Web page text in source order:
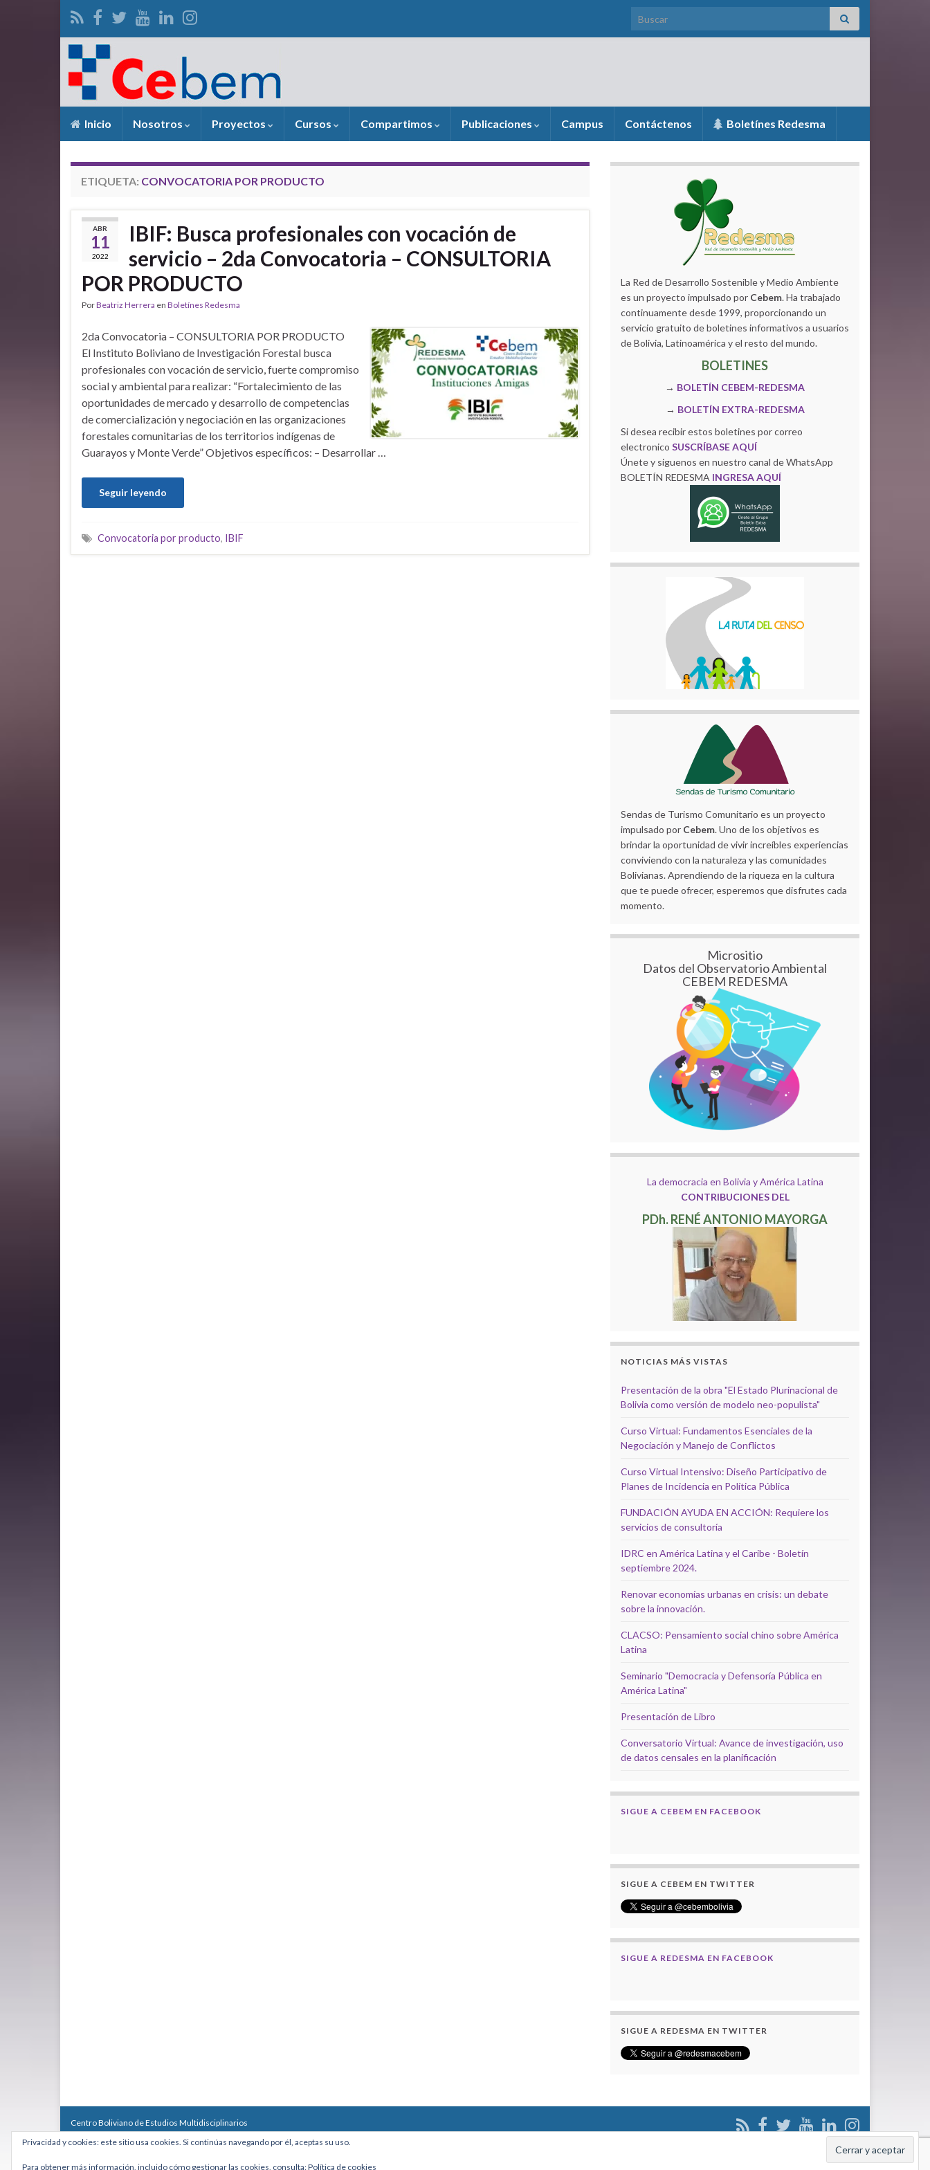
Search for:
Inicio Nosotros Proyectos Cursos Compartimos Publicaciones Campus Contáctenos Boletínes Redesma
ETIQUETA: CONVOCATORIA POR PRODUCTO
ABR
11
2022
IBIF: Busca profesionales con vocación de
servicio – 2da Convocatoria – CONSULTORIA
POR PRODUCTO
PorBeatriz Herrera en Boletínes Redesma
2da Convocatoria – CONSULTORIA POR PRODUCTO
El Instituto Boliviano de Investigación Forestal busca
profesionales con vocación de servicio, fuerte compromiso
social y ambiental para realizar: “Fortalecimiento de las
oportunidades de mercado y desarrollo de competencias
de comercialización y negociación en las organizaciones
forestales comunitarias de los territorios indígenas de
Guarayos y Monte Verde” Objetivos específicos: – Desarrollar …
Seguir leyendo
Convocatoria por producto, IBIF
La Red de Desarrollo Sostenible y Medio Ambiente
es un proyecto impulsado por Cebem. Ha trabajado
continuamente desde 1999, proporcionando un
servicio gratuito de boletines informativos a usuarios
de Bolivia, Latinoamérica y el resto del mundo.
BOLETINES
→ BOLETÍN CEBEM-REDESMA
→ BOLETÍN EXTRA-REDESMA
Si desea recibir estos boletines por correo
electronico SUSCRÍBASE AQUÍ
Únete y siguenos en nuestro canal de WhatsApp
BOLETÍN REDESMA INGRESA AQUÍ
Sendas de Turismo Comunitario es un proyecto
impulsado por Cebem. Uno de los objetivos es
brindar la oportunidad de vivir increíbles experiencias
conviviendo con la naturaleza y las comunidades
Bolivianas. Aprendiendo de la riqueza en la cultura
que te puede ofrecer, esperemos que disfrutes cada
momento.
Micrositio
Datos del Observatorio Ambiental
CEBEM REDESMA
La democracia en Bolivia y América Latina
CONTRIBUCIONES DEL
PDh. RENÉ ANTONIO MAYORGA
NOTICIAS MÁS VISTAS
Presentación de la obra "El Estado Plurinacional de
Bolivia como versión de modelo neo-populista"
Curso Virtual: Fundamentos Esenciales de la
Negociación y Manejo de Conflictos
Curso Virtual Intensivo: Diseño Participativo de
Planes de Incidencia en Política Pública
FUNDACIÓN AYUDA EN ACCIÓN: Requiere los
servicios de consultoría
IDRC en América Latina y el Caribe - Boletín
septiembre 2024.
Renovar economías urbanas en crisis: un debate
sobre la innovación.
CLACSO: Pensamiento social chino sobre América
Latina
Seminario "Democracia y Defensoría Pública en
América Latina"
Presentación de Libro
Conversatorio Virtual: Avance de investigación, uso
de datos censales en la planificación
SIGUE A CEBEM EN FACEBOOK
SIGUE A CEBEM EN TWITTER
SIGUE A REDESMA EN FACEBOOK
SIGUE A REDESMA EN TWITTER
Centro Boliviano de Estudios Multidisciplinarios
Calle Macario Pinilla # 2588 esq. Av. Arce, Edificio Arcadia, Mezzanine, Of. 101 - La Paz, Bolivia
Teléfono: +591 2431818 - Celular: +591 73027636
Privacidad y cookies: este sitio usa cookies. Si continúas navegando por él, aceptas su uso.
Para obtener más información, incluido cómo gestionar las cookies, consulta:Política de cookies